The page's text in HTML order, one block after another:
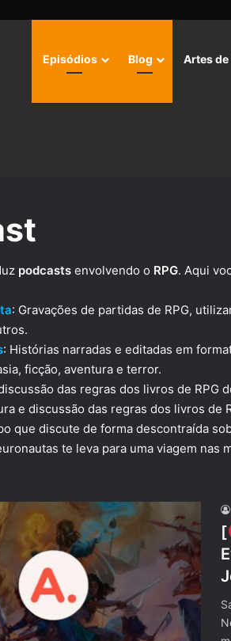
Episódios Blog Artes de
podcasts envolvendo o RPG. Aqui
: Gravações de partidas de RPG,
: Histórias narradas e editadas em
ficção, aventura e terror.
das regras dos livros de RPG
e discussão das regras dos livros de
que discute de forma descontraída
te leva para uma viagem nas
[